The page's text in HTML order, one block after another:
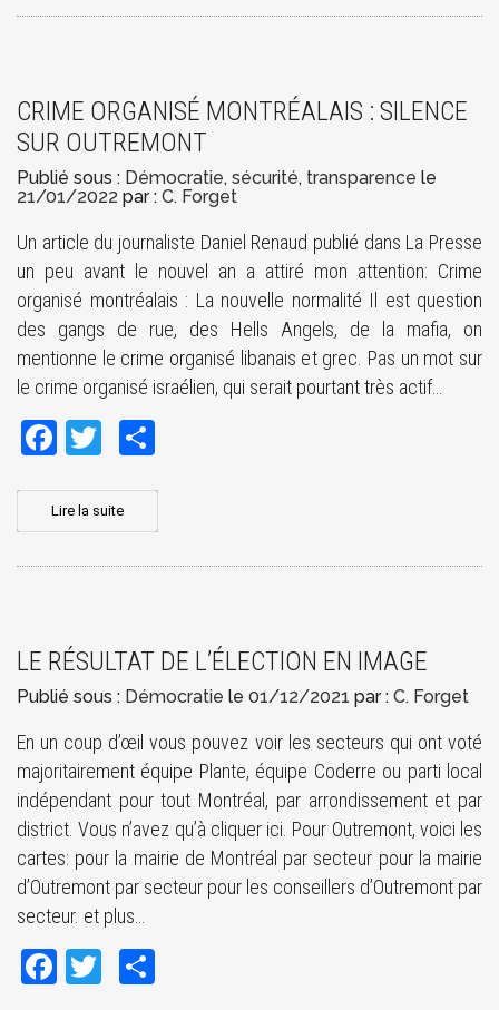
CRIME ORGANISÉ MONTRÉALAIS : SILENCE
SUR OUTREMONT
Publié sous : Démocratie, sécurité, transparence le
21/01/2022 par : C. Forget
Un article du journaliste Daniel Renaud publié dans La Presse
un peu avant le nouvel an a attiré mon attention: Crime
organisé montréalais : La nouvelle normalité Il est question
des gangs de rue, des Hells Angels, de la mafia, on
mentionne le crime organisé libanais et grec. Pas un mot sur
le crime organisé israélien, qui serait pourtant très actif…
FacebookTwitter
Lire la suite
LE RÉSULTAT DE L’ÉLECTION EN IMAGE
Publié sous : Démocratie le 01/12/2021 par : C. Forget
En un coup d’œil vous pouvez voir les secteurs qui ont voté
majoritairement équipe Plante, équipe Coderre ou parti local
indépendant pour tout Montréal, par arrondissement et par
district. Vous n’avez qu’à cliquer ici. Pour Outremont, voici les
cartes: pour la mairie de Montréal par secteur pour la mairie
d’Outremont par secteur pour les conseillers d’Outremont par
secteur. et plus…
FacebookTwitter